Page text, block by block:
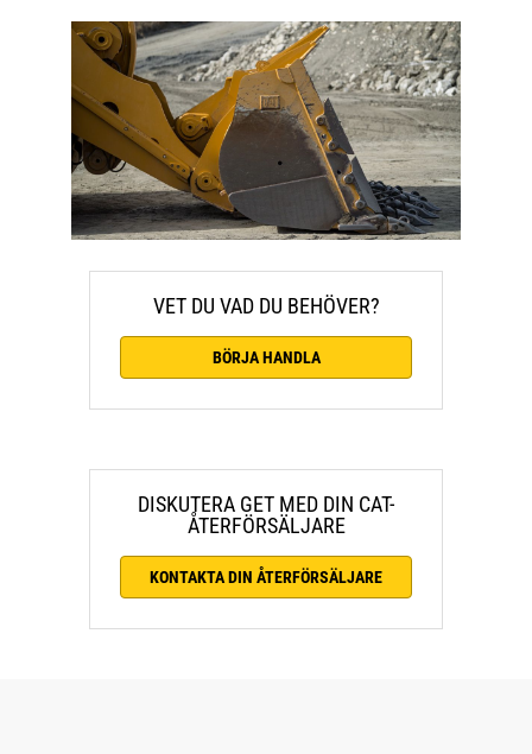
VET DU VAD DU BEHÖVER?
BÖRJA HANDLA
DISKUTERA GET MED DIN CAT-
ÅTERFÖRSÄLJARE
KONTAKTA DIN ÅTERFÖRSÄLJARE